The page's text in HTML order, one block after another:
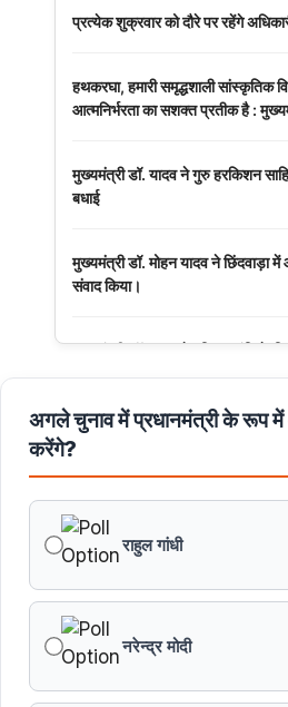
प्रत्येक शुक्रवार को दौरे पर रहेंगे
हथकरघा, हमारी समृद्धशाली सांस्कृतिक
आत्मनिर्भरता का सशक्त प्रतीक है :
मुख्यमंत्री डॉ. यादव ने गुरु हरकिशन
बधाई
मुख्यमंत्री डॉ. मोहन यादव ने छिंदवाड़ा
संवाद किया।
स्वामीनाथन की जयंती पर किया नमन
मुख्यमंत्री डॉ. यादव ने बाबूलाल जैन की
मुख्यमंत्री डॉ. यादव ने गुरुदेव
श्रद्धांजलि अर्पित
अगले चुनाव में प्रधानमंत्री के रूप
करेंगे?
राहुल गांधी
नरेन्द्र मोदी